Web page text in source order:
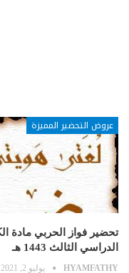
عروض التحضير المميزة
الدراسي الثالث 1443 هـ
HYAMFATHY يوليو 2, 2021